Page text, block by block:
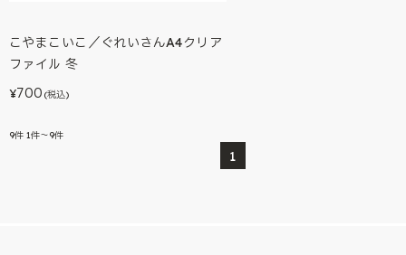
こやまこいこ／ぐれいさんA4クリア
ファイル 冬
¥700 (税込)
9件 1件～9件
1